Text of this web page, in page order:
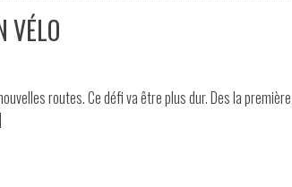
VÉLO
routes. Ce défi va être plus dur. Des la